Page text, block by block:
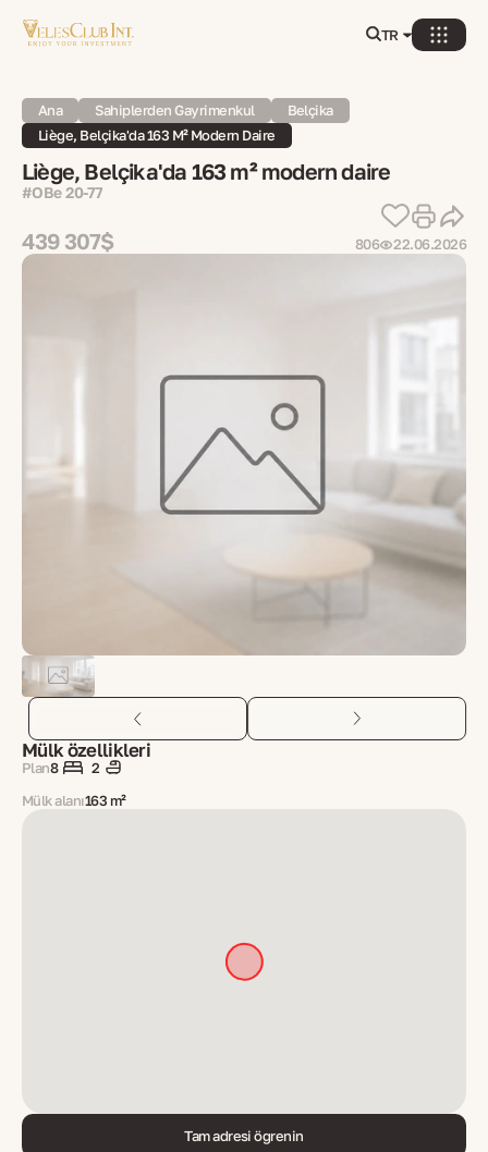
TR
Ana Sahiplerden Gayrimenkul
Belçika
Liège, Belçika'da 163 M² Modern Daire
Liège, Belçika'da 163 m² modern daire
#OBe 20-77
439 307$ 806 22.06.2026
Mülk özellikleri
Plan8
2
Mülk alanı163 m²
Tam adresi öğrenin